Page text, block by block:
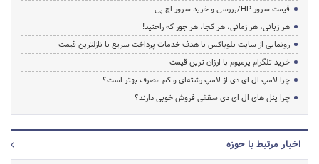
قیمت سرور HP/بررسی و خرید سرور اچ پی
هر زبانی، هر زمانی، هر کجا، هر جور که راحتید!
رونمایی از سایت بلوباکس با هدف خدمات پرداخت سریع با نازلترین قیمت
خرید تلگرام پرمیوم با ارزان ترین قیمت
چرا لامپ ال ای دی از لامپ رشته‌ای و کم مصرف بهتر است؟
چرا پنل های ال ای دی سقفی فروش خوبی دارند؟
اخبار مرتبط با حوزه